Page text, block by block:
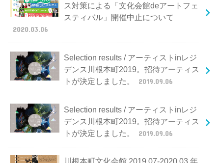
ス対策による「文化会館deアートフェ
スティバル」開催中止について
2020.03.06
Selection results / アーティストinレジ
デンス川根本町2019。招待アーティス
トが決定しました。
2019.09.06
Selection results / アーティストinレジ
デンス川根本町2019。招待アーティス
トが決定しました。
2019.09.06